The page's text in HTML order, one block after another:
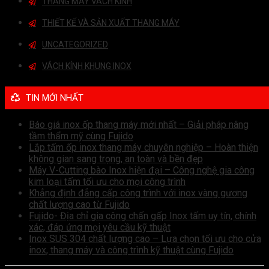
THIẾT KẾ VÀ SẢN XUẤT THANG MÁY
UNCATEGORIZED
VÁCH KÍNH KHUNG INOX
TIN MỚI NHẤT
Báo giá inox ốp thang máy mới nhất – Giải pháp nâng
tầm thẩm mỹ cùng Fujido
Lắp tấm ốp inox thang máy chuyên nghiệp – Hoàn thiện
không gian sang trọng, an toàn và bền đẹp
Máy V-Cutting bào Inox hiện đại – Công nghệ gia công
kim loại tấm tối ưu cho mọi công trình
Khẳng định đẳng cấp công trình với inox vàng gương
chất lượng cao từ Fujido
Fujido- Địa chỉ gia công chấn gấp Inox tấm uy tín, chính
xác, đáp ứng mọi yêu cầu kỹ thuật
Inox SUS 304 chất lượng cao – Lựa chọn tối ưu cho cửa
inox, thang máy và công trình kỹ thuật cùng Fujido